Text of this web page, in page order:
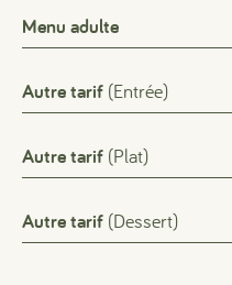
Menu adulte
Autre tarif (Entrée)
Autre tarif (Plat)
Autre tarif (Dessert)